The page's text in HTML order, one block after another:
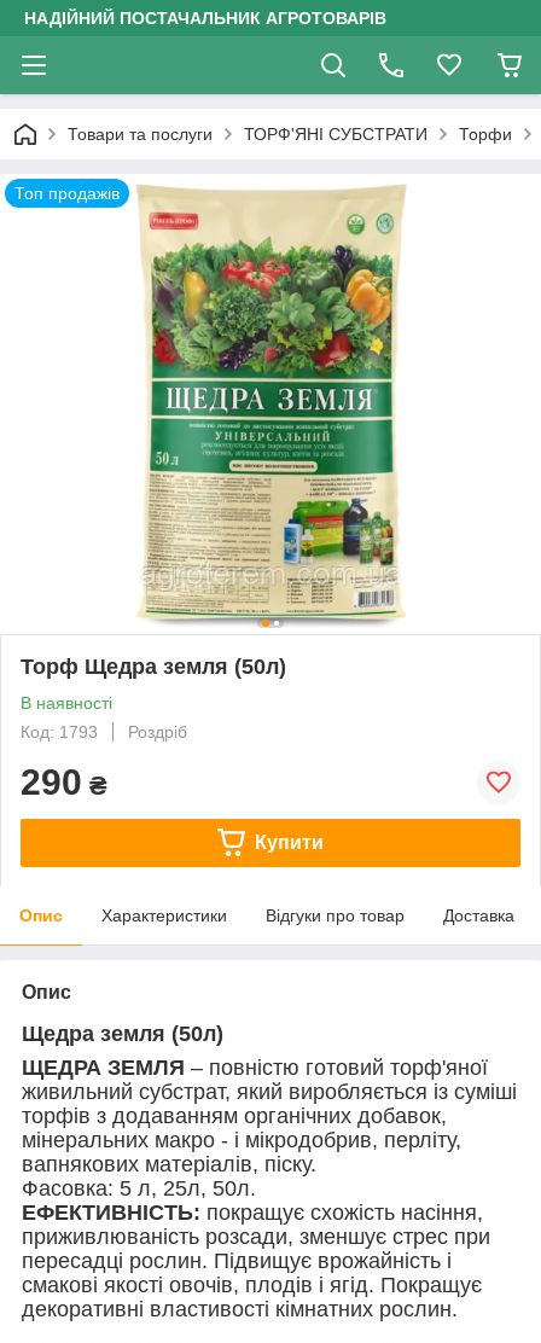
НАДІЙНИЙ ПОСТАЧАЛЬНИК АГРОТОВАРІВ
Товари та послуги ТОРФ'ЯНІ СУБСТРАТИ Торфи
Топ продажів
Торф Щедра земля (50л)
В наявності
Код: 1793
Роздріб
290 ₴
Купити
Опис Характеристики Відгуки про товар Доставка
Опис
Щедра земля (50л)
ЩЕДРА ЗЕМЛЯ – повністю готовий торф'яної
живильний субстрат, який виробляється із суміші
торфів з додаванням органічних добавок,
мінеральних макро - і мікродобрив, перліту,
вапнякових матеріалів, піску.
Фасовка: 5 л, 25л, 50л.
ЕФЕКТИВНІСТЬ: покращує схожість насіння,
приживлюваність розсади, зменшує стрес при
пересадці рослин. Підвищує врожайність і
смакові якості овочів, плодів і ягід. Покращує
декоративні властивості кімнатних рослин.